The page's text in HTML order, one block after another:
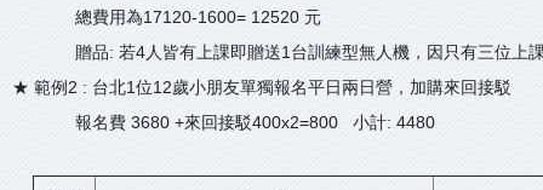
總費用為17120-1600= 12520 元
贈品: 若4人皆有上課即贈送1台訓練型無人機，因只有三位上課
★ 範例2 : 台北1位12歲小朋友單獨報名平日兩日營，加購來回接駁
報名費 3680 +來回接駁400x2=800 小計: 4480